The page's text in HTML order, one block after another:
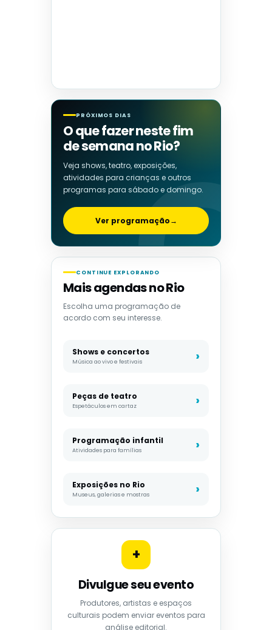
PRÓXIMOS DIAS
O que fazer neste fim
de semana no Rio?
Veja shows, teatro, exposições,
atividades para crianças e outros
programas para sábado e domingo.
Ver programação→
CONTINUE EXPLORANDO
Mais agendas no Rio
Escolha uma programação de
acordo com seu interesse.
Shows e concertos
Música ao vivo e festivais
Peças de teatro
Espetáculos em cartaz
Programação infantil
Atividades para famílias
Exposições no Rio
Museus, galerias e mostras
+
Divulgue seu evento
Produtores, artistas e espaços
culturais podem enviar eventos para
análise editorial.